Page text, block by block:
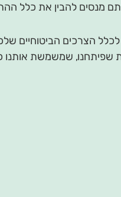
מנסים להבין את כלל
הצרכים הביטוחיים
שפיתחנו, שמשמשת